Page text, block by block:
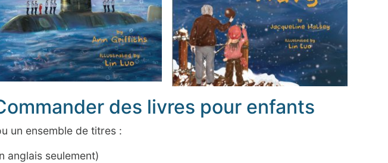
des livres pour enfants
un ensemble de titres :
anglais seulement)